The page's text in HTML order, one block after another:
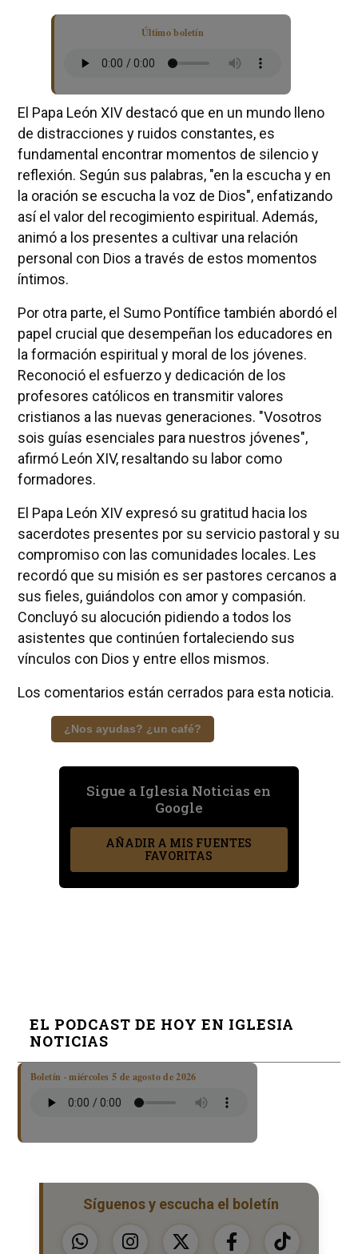
Último boletín
El Papa León XIV destacó que en un mundo lleno
de distracciones y ruidos constantes, es
fundamental encontrar momentos de silencio y
reflexión. Según sus palabras, "en la escucha y en
la oración se escucha la voz de Dios", enfatizando
así el valor del recogimiento espiritual. Además,
animó a los presentes a cultivar una relación
personal con Dios a través de estos momentos
íntimos.
Por otra parte, el Sumo Pontífice también abordó el
papel crucial que desempeñan los educadores en
la formación espiritual y moral de los jóvenes.
Reconoció el esfuerzo y dedicación de los
profesores católicos en transmitir valores
cristianos a las nuevas generaciones. "Vosotros
sois guías esenciales para nuestros jóvenes",
afirmó León XIV, resaltando su labor como
formadores.
El Papa León XIV expresó su gratitud hacia los
sacerdotes presentes por su servicio pastoral y su
compromiso con las comunidades locales. Les
recordó que su misión es ser pastores cercanos a
sus fieles, guiándolos con amor y compasión.
Concluyó su alocución pidiendo a todos los
asistentes que continúen fortaleciendo sus
vínculos con Dios y entre ellos mismos.
Los comentarios están cerrados para esta noticia.
¿Nos ayudas? ¿un café?
Sigue a Iglesia Noticias en
Google
AÑADIR A MIS FUENTES
FAVORITAS
EL PODCAST DE HOY EN IGLESIA
NOTICIAS
Boletín · miércoles 5 de agosto de 2026
Síguenos y escucha el boletín